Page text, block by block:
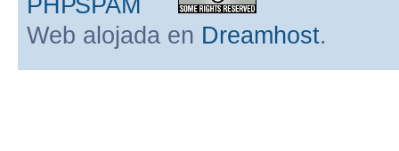
Web alojada en Dreamhost.